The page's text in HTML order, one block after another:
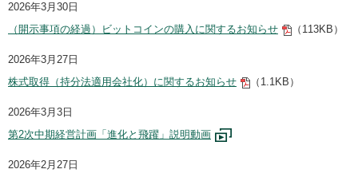
2026年3月30日
（開示事項の経過）ビットコインの購入に関するお知らせ
（113KB）
2026年3月27日
株式取得（持分法適用会社化）に関するお知らせ
（1.1KB）
2026年3月3日
第2次中期経営計画「進化と飛躍」説明動画
2026年2月27日